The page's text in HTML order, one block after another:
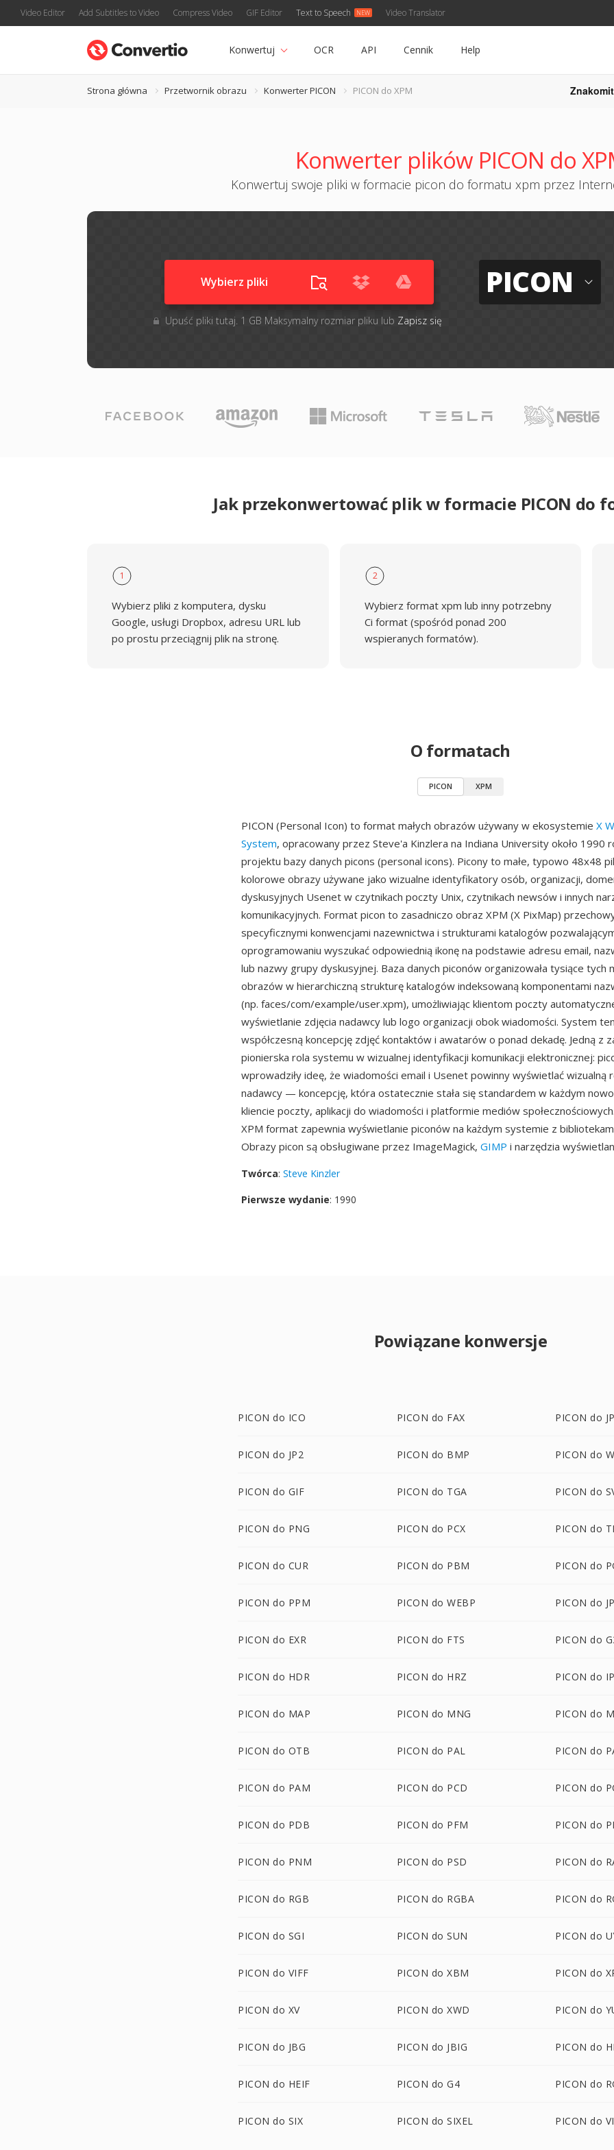
Video Editor Add Subtitles to Video Compress Video GIF Editor Text to Speech Video Translator
Konwertuj OCR API Cennik Help
Strona główna Przetwornik obrazu Konwerter PICON PICON do XPM
Konwerter plików PICON do
Konwertuj swoje pliki w formacie picon do formatu xpm przez
Wybierz pliki
Upuść pliki tutaj. 1 GB Maksymalny rozmiar pliku lub Zapisz się
PICON
Jak przekonwertować plik w formacie PICON do
1
Wybierz pliki z komputera, dysku
Google, usługi Dropbox, adresu URL lub
po prostu przeciągnij plik na stronę.
2
Wybierz format xpm lub inny potrzebny
Ci format (spośród ponad 200
wspieranych formatów).
O formatach
PICON XPM
PICON (Personal Icon) to format małych obrazów używany w ekosystemie X
System, opracowany przez Steve'a Kinzlera na Indiana University około 1990
projektu bazy danych picons (personal icons). Picony to małe, typowo 48x48
kolorowe obrazy używane jako wizualne identyfikatory osób, organizacji,
dyskusyjnych Usenet w czytnikach poczty Unix, czytnikach newsów i innych
komunikacyjnych. Format picon to zasadniczo obraz XPM (X PixMap)
specyficznymi konwencjami nazewnictwa i strukturami katalogów
oprogramowaniu wyszukać odpowiednią ikonę na podstawie adresu email,
lub nazwy grupy dyskusyjnej. Baza danych piconów organizowała tysiące tych
obrazów w hierarchiczną strukturę katalogów indeksowaną komponentami
(np. faces/com/example/user.xpm), umożliwiając klientom poczty
wyświetlanie zdjęcia nadawcy lub logo organizacji obok wiadomości. System
współczesną koncepcję zdjęć kontaktów i awatarów o ponad dekadę. Jedną z
pionierska rola systemu w wizualnej identyfikacji komunikacji elektronicznej:
wprowadziły ideę, że wiadomości email i Usenet powinny wyświetlać wizualną
nadawcy — koncepcję, która ostatecznie stała się standardem w każdym
kliencie poczty, aplikacji do wiadomości i platformie mediów
XPM format zapewnia wyświetlanie piconów na każdym systemie z
Obrazy picon są obsługiwane przez ImageMagick, GIMP i narzędzia
Twórca: Steve Kinzler
Pierwsze wydanie: 1990
Powiązane konwersje
PICON do ICO PICON do FAX PICON do
PICON do JP2 PICON do BMP PICON do
PICON do GIF PICON do TGA PICON do
PICON do PNG PICON do PCX PICON do
PICON do CUR PICON do PBM PICON do
PICON do PPM PICON do WEBP PICON do
PICON do EXR PICON do FTS PICON do
PICON do HDR PICON do HRZ PICON do
PICON do MAP PICON do MNG PICON do
PICON do OTB PICON do PAL PICON do
PICON do PAM PICON do PCD PICON do
PICON do PDB PICON do PFM PICON do
PICON do PNM PICON do PSD PICON do
PICON do RGB PICON do RGBA PICON do
PICON do SGI PICON do SUN PICON do
PICON do VIFF PICON do XBM PICON do
PICON do XV PICON do XWD PICON do
PICON do JBG PICON do JBIG PICON do
PICON do HEIF PICON do G4 PICON do
PICON do SIX PICON do SIXEL PICON do